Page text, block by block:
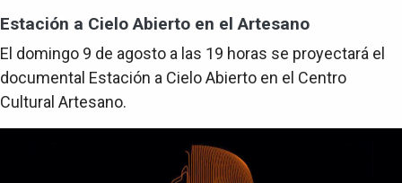
Estación a Cielo Abierto en el Artesano
El domingo 9 de agosto a las 19 horas se proyectará el
documental Estación a Cielo Abierto en el Centro
Cultural Artesano.